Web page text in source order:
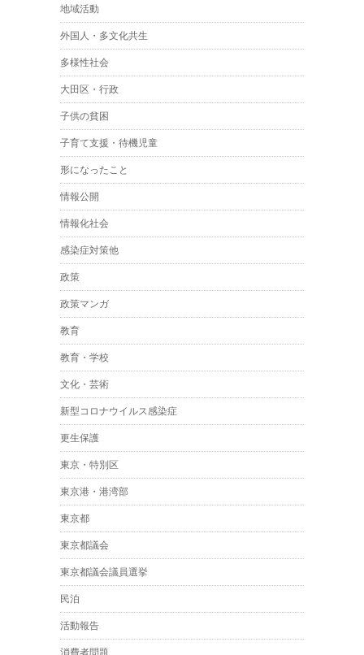
地域活動
外国人・多文化共生
多様性社会
大田区・行政
子供の貧困
子育て支援・待機児童
形になったこと
情報公開
情報化社会
感染症対策他
政策
政策マンガ
教育
教育・学校
文化・芸術
新型コロナウイルス感染症
更生保護
東京・特別区
東京港・港湾部
東京都
東京都議会
東京都議会議員選挙
民泊
活動報告
消費者問題